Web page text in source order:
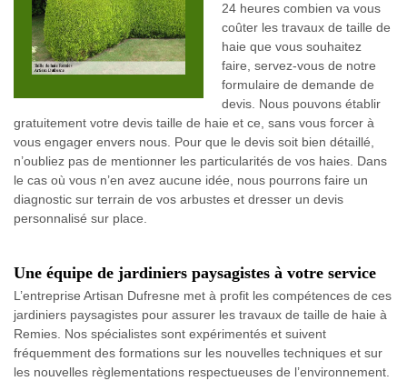
24 heures combien va vous
coûter les travaux de taille de
haie que vous souhaitez
faire, servez-vous de notre
formulaire de demande de
devis. Nous pouvons établir
gratuitement votre devis taille de haie et ce, sans vous forcer à
vous engager envers nous. Pour que le devis soit bien détaillé,
n’oubliez pas de mentionner les particularités de vos haies. Dans
le cas où vous n’en avez aucune idée, nous pourrons faire un
diagnostic sur terrain de vos arbustes et dresser un devis
personnalisé sur place.
Une équipe de jardiniers paysagistes à votre service
L’entreprise Artisan Dufresne met à profit les compétences de ces
jardiniers paysagistes pour assurer les travaux de taille de haie à
Remies. Nos spécialistes sont expérimentés et suivent
fréquemment des formations sur les nouvelles techniques et sur
les nouvelles règlementations respectueuses de l’environnement.